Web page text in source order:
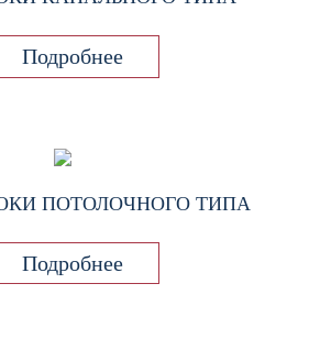
Подробнее
ПОТОЛОЧНОГО ТИПА
Подробнее